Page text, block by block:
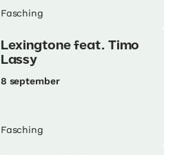
Fasching
Lexingtone feat. Timo
Lassy
8 september
Fasching